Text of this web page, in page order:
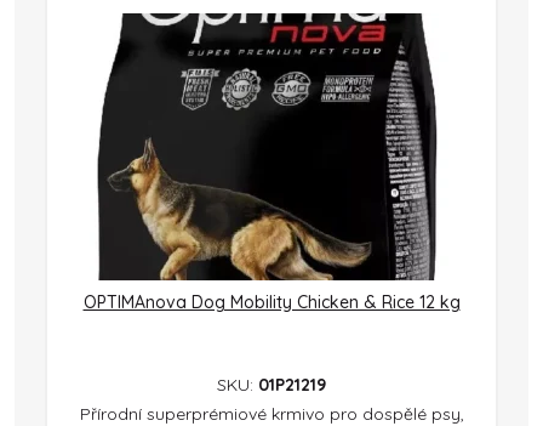
OPTIMAnova Dog Mobility Chicken & Rice 12 kg
SKU: 01P21219
Přírodní superprémiové krmivo pro dospělé psy,